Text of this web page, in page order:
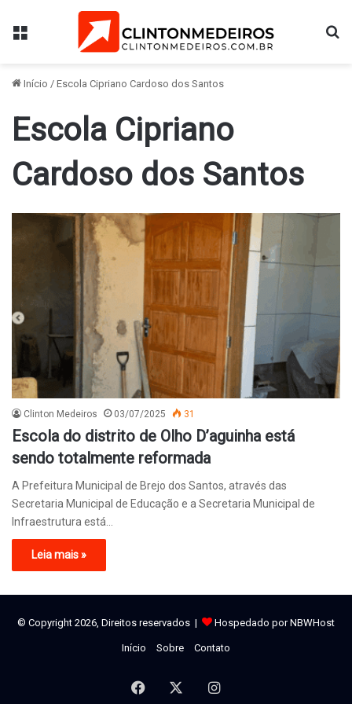
Menu
Início / Escola Cipriano Cardoso dos Santos
Escola Cipriano
Cardoso dos Santos
Clinton Medeiros 03/07/2025 31
Escola do distrito de Olho D’aguinha está
sendo totalmente reformada
A Prefeitura Municipal de Brejo dos Santos, através das
Secretaria Municipal de Educação e a Secretaria Municipal de
Infraestrutura está…
Leia mais »
© Copyright 2026, Direitos reservados | Hospedado por NBWHost
Início Sobre Contato
Facebook Instagram